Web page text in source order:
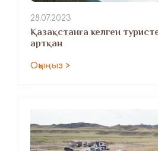
28.07.2023
Қазақстанға келген
артқан
Оқыңыз >